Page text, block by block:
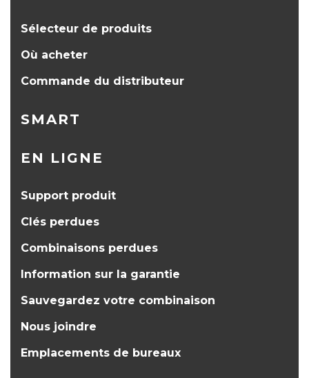
Sélecteur de produits
Où acheter
Commande du distributeur
SMART
EN LIGNE
Support produit
Clés perdues
Combinaisons perdues
Information sur la garantie
Sauvegardez votre combinaison
Nous joindre
Emplacements de bureaux